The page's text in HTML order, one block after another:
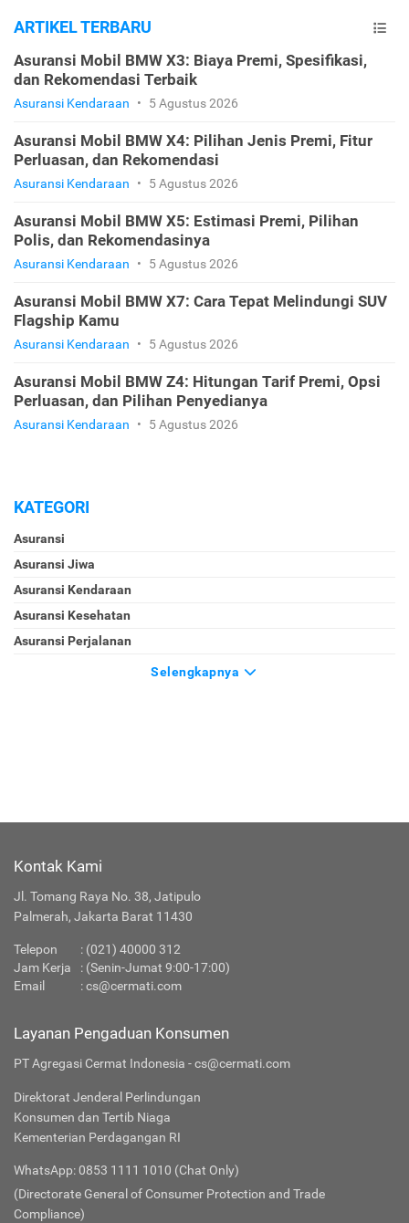
ARTIKEL TERBARU
Asuransi Mobil BMW X3: Biaya Premi, Spesifikasi,
dan Rekomendasi Terbaik
Asuransi Kendaraan • 5 Agustus 2026
Asuransi Mobil BMW X4: Pilihan Jenis Premi, Fitur
Perluasan, dan Rekomendasi
Asuransi Kendaraan • 5 Agustus 2026
Asuransi Mobil BMW X5: Estimasi Premi, Pilihan
Polis, dan Rekomendasinya
Asuransi Kendaraan • 5 Agustus 2026
Asuransi Mobil BMW X7: Cara Tepat Melindungi SUV
Flagship Kamu
Asuransi Kendaraan • 5 Agustus 2026
Asuransi Mobil BMW Z4: Hitungan Tarif Premi, Opsi
Perluasan, dan Pilihan Penyedianya
Asuransi Kendaraan • 5 Agustus 2026
KATEGORI
Asuransi
Asuransi Jiwa
Asuransi Kendaraan
Asuransi Kesehatan
Asuransi Perjalanan
Selengkapnya
Kontak Kami
Jl. Tomang Raya No. 38, Jatipulo
Palmerah, Jakarta Barat 11430
Telepon : (021) 40000 312
Jam Kerja
: (Senin-Jumat 9:00-17:00)
Email
:cs@cermati.com
Layanan Pengaduan Konsumen
PT Agregasi Cermat Indonesia - cs@cermati.com
Direktorat Jenderal Perlindungan
Konsumen dan Tertib Niaga
Kementerian Perdagangan RI
WhatsApp: 0853 1111 1010 (Chat Only)
(Directorate General of Consumer Protection and Trade
Compliance)